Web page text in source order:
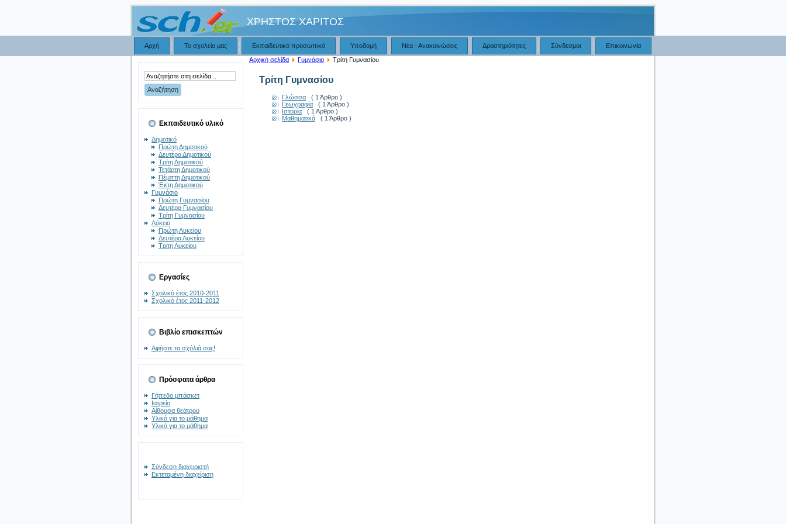
ΧΡΗΣΤΟΣ ΧΑΡΙΤΟΣ
Αρχή Το σχολείο μας Εκπαιδευτικό προσωπικό Υποδομή Νέα - Ανακοινώσεις Δραστηριότητες Σύνδεσμοι Επικοινωνία
Εκπαιδευτικό υλικό
Δημοτικό
Πρώτη Δημοτικού
Δευτέρα Δημοτικού
Τρίτη Δημοτικού
Τετάρτη Δημοτικού
Πέμπτη Δημοτικού
Έκτη Δημοτικού
Γυμνάσιο
Πρώτη Γυμνασίου
Δευτέρα Γυμνασίου
Τρίτη Γυμνασίου
Λύκειο
Πρώτη Λυκείου
Δευτέρα Λυκείου
Τρίτη Λυκείου
Εργασίες
Σχολικό έτος 2010-2011
Σχολικό έτος 2011-2012
Βιβλίο επισκεπτών
Αφήστε τα σχόλιά σας!
Πρόσφατα άρθρα
Γήπεδο μπάσκετ
Ιατρείο
Αίθουσα θεάτρου
Υλικό για το μάθημα
Υλικό για το μάθημα
Σύνδεση διαχειριστή
Εκτεταμένη διαχείριση
Αρχική σελίδα Γυμνάσιο Τρίτη Γυμνασίου
Τρίτη Γυμνασίου
Γλώσσα
( 1 Άρθρο )
Γεωγραφία
( 1 Άρθρο )
Ιστορία
( 1 Άρθρο )
Μαθηματικά
( 1 Άρθρο )